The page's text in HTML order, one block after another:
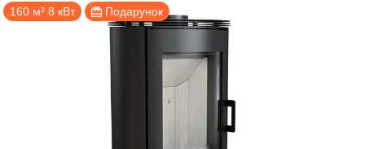
160 м³ 8 кВт Подарунок